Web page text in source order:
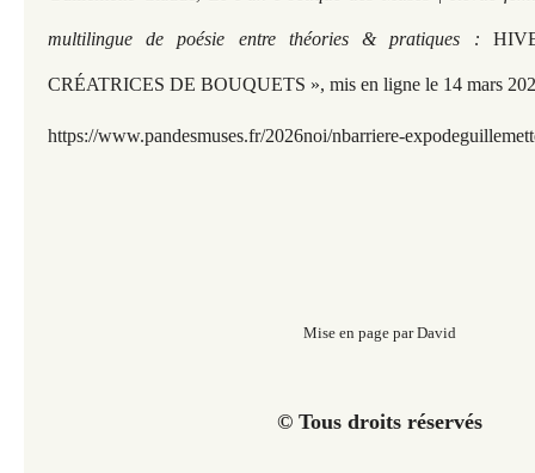
multilingue de poésie entre théories & pratiques :
CRÉATRICES DE BOUQUETS », mis en ligne le 14 mars
https://www.pandesmuses.fr/2026noi/nbarriere-
Mise en page par David
© Tous droits réservés